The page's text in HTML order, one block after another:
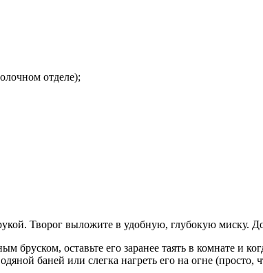
отделе);
Творог выложите в удобную, глубокую миску.
оставьте его заранее таять в комнате и
баней или слегка нагреть его на огне (просто,